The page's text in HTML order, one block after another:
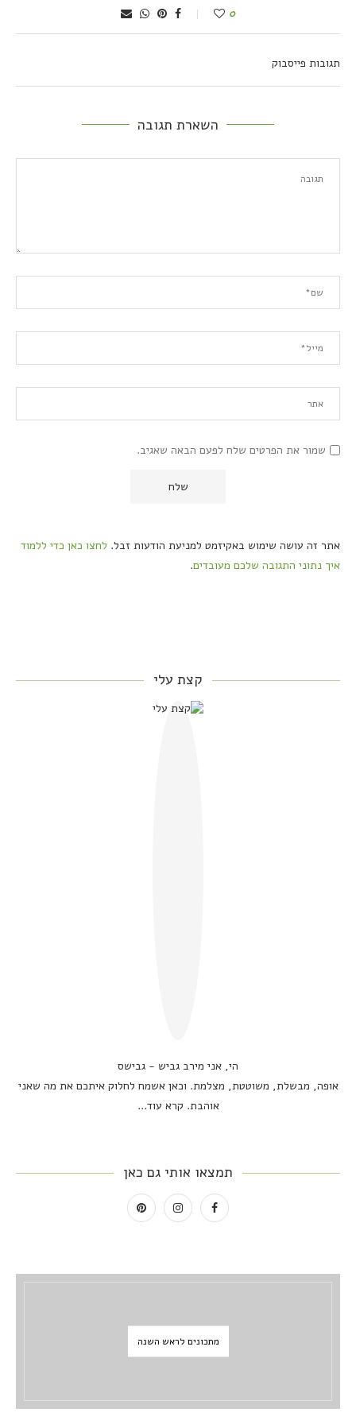
0
תגובות פייסבוק
השארת תגובה
שמור את הפרטים שלח לפעם הבאה שאגיב.
אתר זה עושה שימוש באקיזמט למניעת הודעות זבל. לחצו כאן כדי ללמוד
איך נתוני התגובה שלכם מעובדים.
קצת עלי
הי, אני מירב גביש - גבישס
אופה, מבשלת, משוטטת, מצלמת. וכאן אשמח לחלוק איתכם את מה שאני
אוהבת. קרא עוד...
תמצאו אותי גם כאן
מתכונים לראש השנה